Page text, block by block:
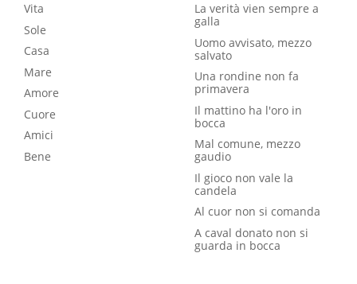
Vita
Sole
Casa
Mare
Amore
Cuore
Amici
Bene
La verità vien sempre a
galla
Uomo avvisato, mezzo
salvato
Una rondine non fa
primavera
Il mattino ha l'oro in
bocca
Mal comune, mezzo
gaudio
Il gioco non vale la
candela
Al cuor non si comanda
A caval donato non si
guarda in bocca